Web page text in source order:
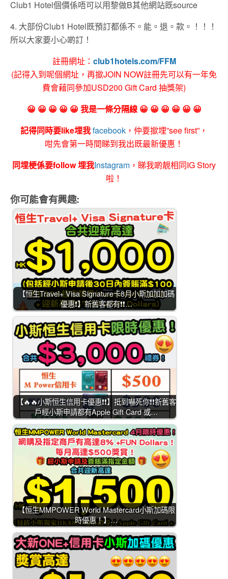
Club1 Hotel個價係唔可以用黎做B其他網站既source
4. 大部份Club1 Hotel既預訂都係不。能。退。款。！！！
所以大家要小心啲訂！
註冊網址： club1hotels.com/FFM
(記得入到呢個網址，再撳JOIN NOW註冊先可以有一年免
費會藉同參加USD200 Gift Card 抽獎架)
😀 😀 😀 😀 😀 我是一條分隔線 😀 😀 😀 😀 😀 😀
記得同時要like埋我facebook ，仲要撳埋”see first”，
咁先會第一時間睇到我出既最新優惠！
同埋梗係要follow 埋我Instagram ，睇我啲靚相同IG Story
啦！
你可能會有興趣:
【恒生Travel+ Visa Signature卡8月小斯加加加碼
優惠❗】新舊客都有❗❗…
【🔥🔥小斯恒生信用卡優惠❗❗】抵到嚇死你❗❗新舊客
戶經小斯申請都有Apple Gift Card 或…
【恒生MMPOWER World Mastercard小斯加碼限
時優惠！】…